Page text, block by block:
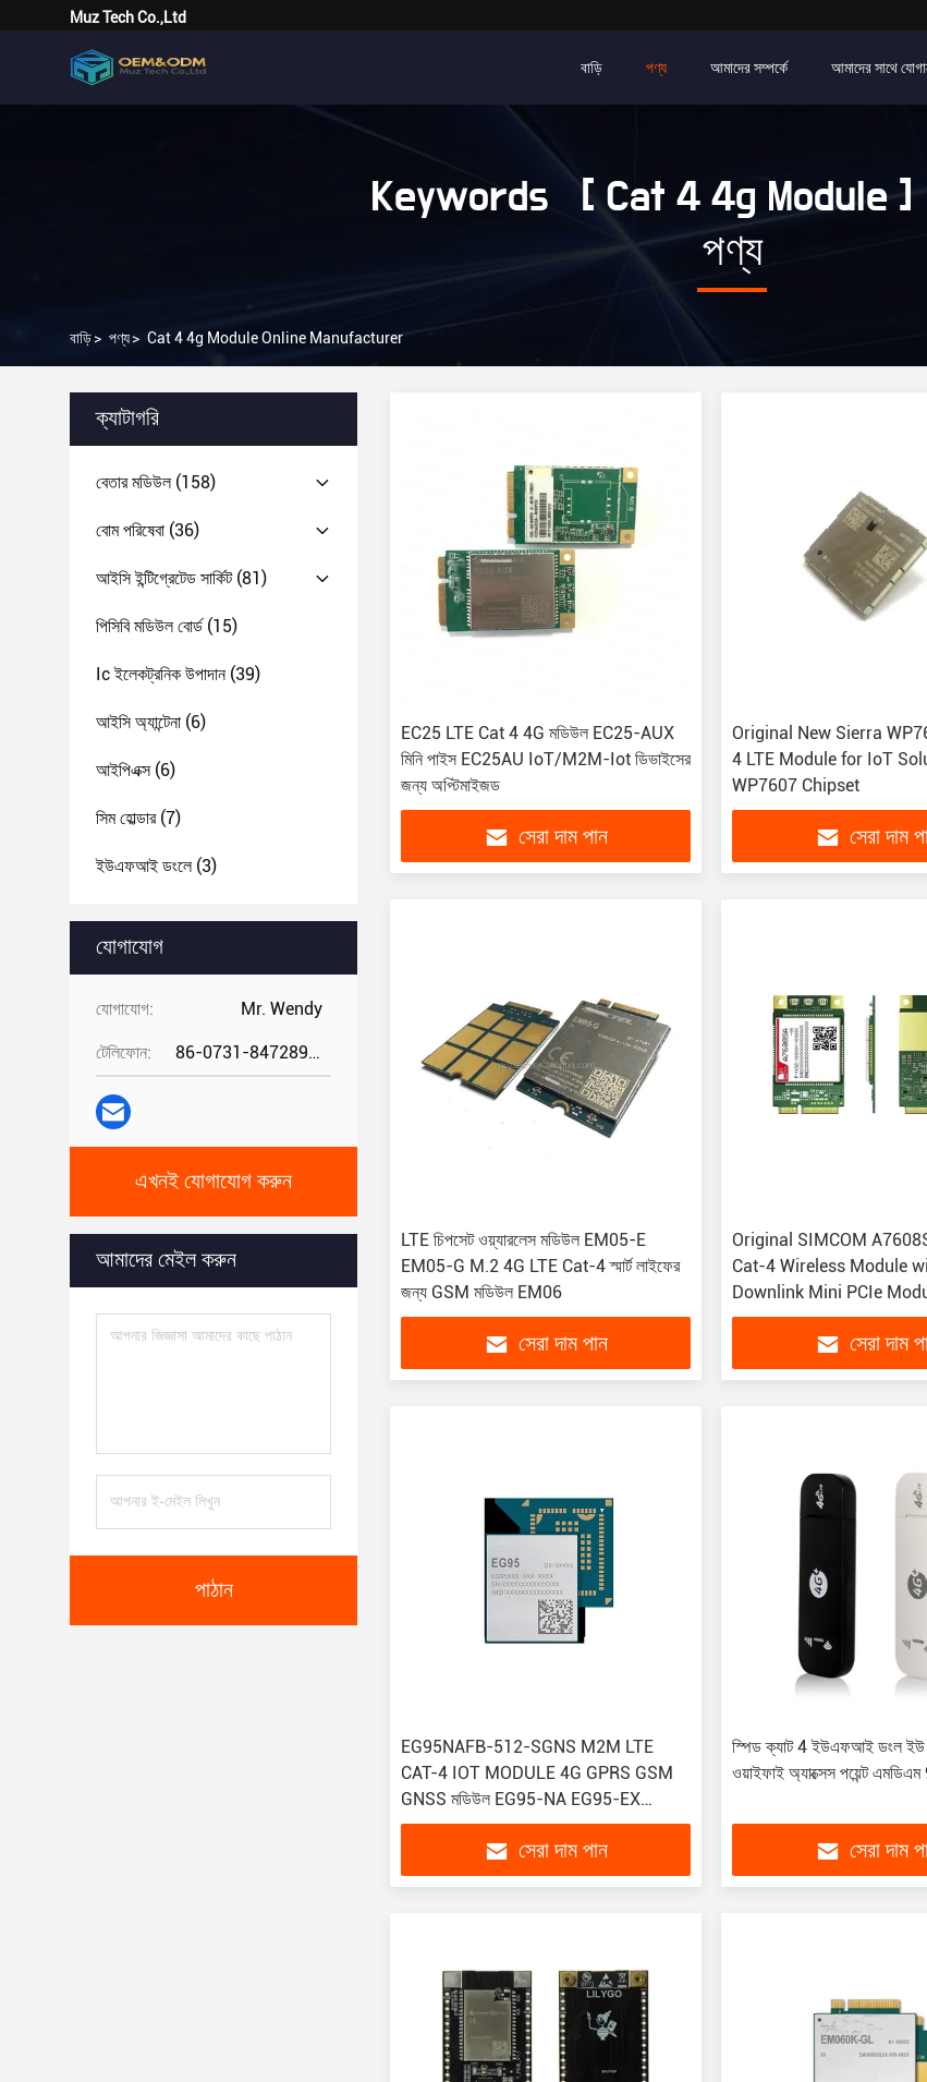
Muz Tech Co.,Ltd
বাড়ি পণ্য আমাদের সম্পর্কে আমাদের সাথে
Keywords [ Cat 4 4g Module ]
পণ্য
বাড়ি> পণ্য> Cat 4 4g Module Online Manufacturer
ক্যাটাগরি
বেতার মডিউল(158)
বোম পরিষেবা (36)
আইসি ইন্টিগ্রেটেড সার্কিট(81)
পিসিবি মডিউল বোর্ড(15)
Ic ইলেকট্রনিক উপাদান(39)
আইসি অ্যান্টেনা (6)
আইপিএক্স(6)
সিম হোল্ডার(7)
ইউএফআই ডংলে(3)
যোগাযোগ
যোগাযোগ: Mr. Wendy
টেলিফোন: 86-0731-84728962
এখনই যোগাযোগ করুন
আমাদের মেইল ​​করুন
পাঠান
EC25 LTE Cat 4 4G মডিউল EC25-AUX
মিনি পাইস EC25AU IoT/M2M-Iot ডিভাইসের
জন্য অপ্টিমাইজড
সেরা দাম পান
Original New Sierra
4 LTE Module for IoT
WP7607 Chipset
সেরা দাম
LTE চিপসেট ওয়্যারলেস মডিউল EM05-E
EM05-G M.2 4G LTE Cat-4 স্মার্ট লাইফের
জন্য GSM মডিউল EM06
সেরা দাম পান
Original SIMCOM
Cat-4 Wireless Module
Downlink Mini PCIe
সেরা দাম
EG95NAFB-512-SGNS M2M LTE
CAT-4 IOT MODULE 4G GPRS GSM
GNSS মডিউল EG95-NA EG95-EX
EG91-EX
সেরা দাম পান
স্পিড ক্যাট 4 ইউএফআই ডংল ইউ
ওয়াইফাই অ্যাক্সেস পয়েন্ট
সেরা দাম